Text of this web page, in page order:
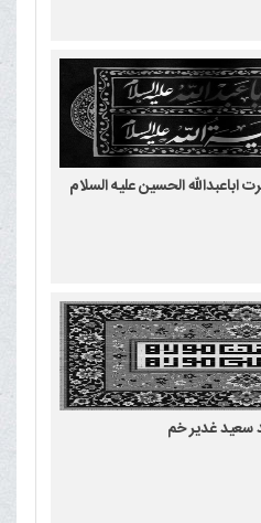
الحسین علیه السلام
سعید غدیر خم